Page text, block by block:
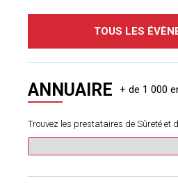
TOUS LES
ANNUAIRE
Trouvez les prestataires de Sûreté et